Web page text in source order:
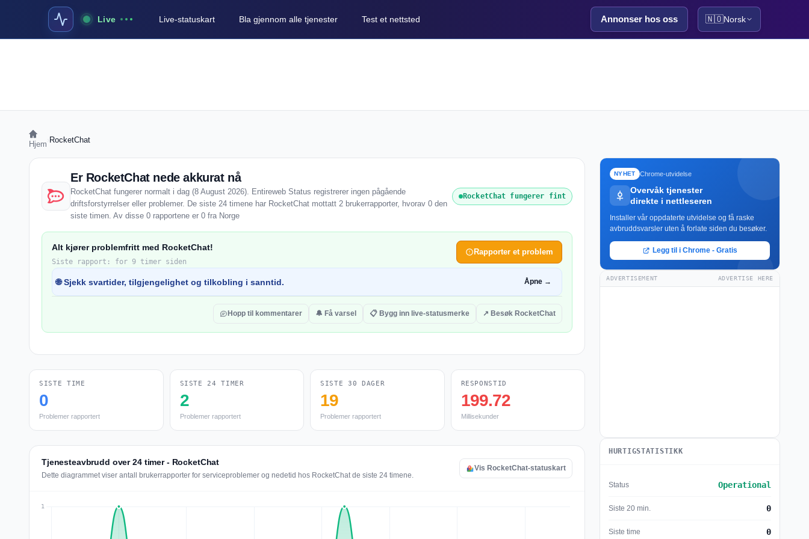
Live Live-statuskart Bla gjennom alle tjenester Test et nettsted Annonser hos oss 🇳🇴Norsk
Hjem RocketChat
Er RocketChat nede akkurat nå
RocketChat fungerer normalt i dag (8 August 2026). Entireweb Status registrerer ingen pågående
driftsforstyrrelser eller problemer. De siste 24 timene har RocketChat mottatt 2 brukerrapporter, hvorav 0 den
siste timen. Av disse 0 rapportene er 0 fra Norge
RocketChat fungerer fint
Alt kjører problemfritt med RocketChat!
Siste rapport: for 9 timer siden
Rapporter et problem
🌐 Sjekk svartider, tilgjengelighet og tilkobling i sanntid. Åpne →
Hopp til kommentarer 🔔 Få varsel 📋 Bygg inn live-statusmerke ↗ Besøk RocketChat
SISTE TIME
0
Problemer rapportert
SISTE 24 TIMER
2
Problemer rapportert
SISTE 30 DAGER
19
Problemer rapportert
RESPONSTID
199.72
Millisekunder
Tjenesteavbrudd over 24 timer - RocketChat
Dette diagrammet viser antall brukerrapporter for serviceproblemer og nedetid hos RocketChat de siste 24 timene.
Vis RocketChat-statuskart
NYHET Chrome-utvidelse
Overvåk tjenester
direkte i nettleseren
Installer vår oppdaterte utvidelse og få raske
avbruddsvarsler uten å forlate siden du besøker.
Legg til i Chrome - Gratis
ADVERTISEMENT ADVERTISE HERE
HURTIGSTATISTIKK
Status Operational
Siste 20 min. 0
Siste time 0